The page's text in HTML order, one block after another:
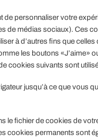
de personnaliser votre
de médias sociaux). Ces
à d’autres fins que
les boutons «J’aime»
cookies suivants sont
jusqu’à ce que vous
le fichier de cookies de
cookies permanents sont